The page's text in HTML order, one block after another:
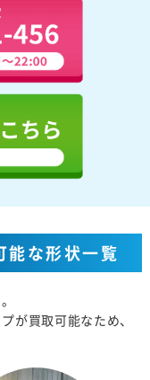
能な形状一覧
が買取可能なため、